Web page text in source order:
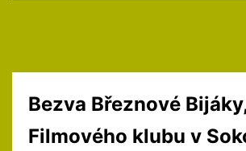
Bezva Březnové
Filmového klubu v